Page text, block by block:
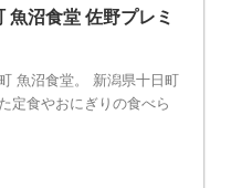
魚沼食堂 佐野プレミ
魚沼食堂。 新潟県十日町
定食やおにぎりの食べら